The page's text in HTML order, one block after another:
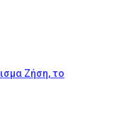
Ζήση, το